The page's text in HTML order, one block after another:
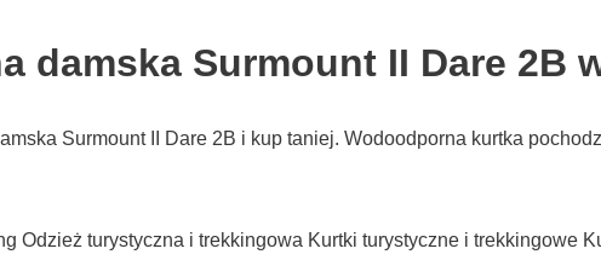
damska Surmount II Dare 2B
Surmount II Dare 2B i kup taniej. Wodoodporna kurtka
Odzież turystyczna i trekkingowa Kurtki turystyczne i